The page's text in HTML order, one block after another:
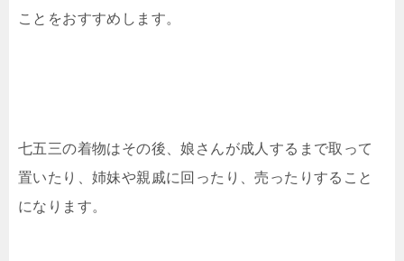
ことをおすすめします。
七五三の着物はその後、娘さんが成人するまで取って
置いたり、姉妹や親戚に回ったり、売ったりすること
になります。